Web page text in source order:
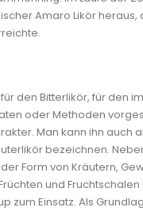
Amaro Likör heraus,
den Bitterlikör, für den
oder Methoden
Man kann ihn auch
bezeichnen.
Form von Kräutern,
und
zum Einsatz. Als